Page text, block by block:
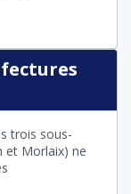
trois sous-
et Morlaix) ne